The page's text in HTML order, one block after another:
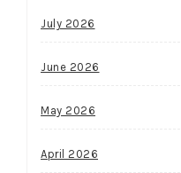
July 2026
June 2026
May 2026
April 2026